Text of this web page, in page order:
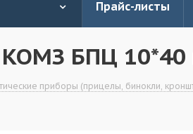
Прайс-листы
БПЦ 10*40
приборы (прицелы, бинокли,